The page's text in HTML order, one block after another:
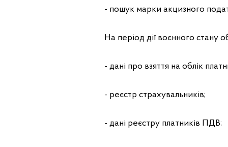
- пошук марки акцизного
На період дії воєнного стану
- дані про взяття на облік
- реєстр страхувальників;
- дані реєстру платників ПДВ;